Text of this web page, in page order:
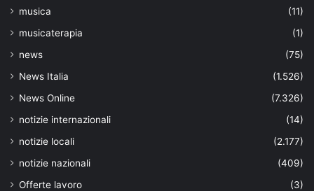
musica
(11)
musicaterapia
(1)
news
(75)
News Italia
(1.526)
News Online
(7.326)
notizie internazionali
(14)
notizie locali
(2.177)
notizie nazionali
(409)
Offerte lavoro
(3)